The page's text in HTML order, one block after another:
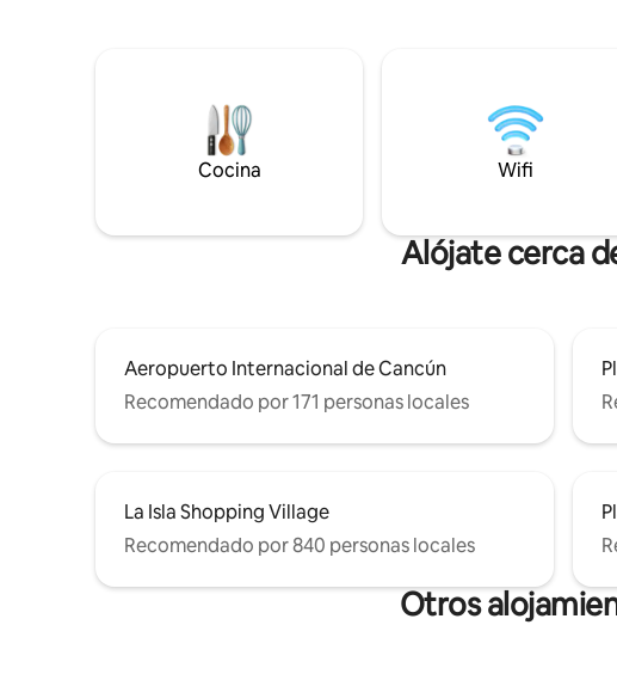
madera exótica y mármol importado
hacen que este lugar sea inigualable en
edificio y no hay
Cocina Wifi
Alójate cerca
Aeropuerto Internacional de Cancún
Recomendado por 171 personas locales
La Isla Shopping Village
Recomendado por 840 personas locales
Otros